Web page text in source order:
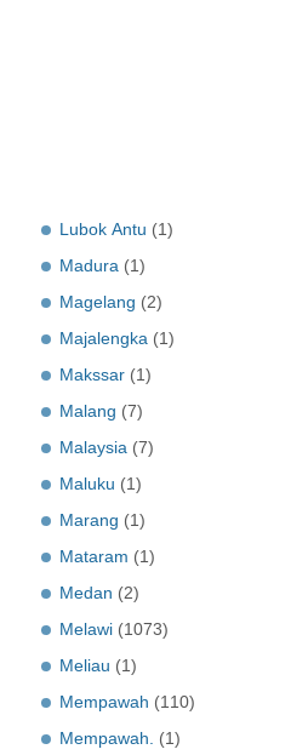
Lubok Antu (1)
Madura (1)
Magelang (2)
Majalengka (1)
Makssar (1)
Malang (7)
Malaysia (7)
Maluku (1)
Marang (1)
Mataram (1)
Medan (2)
Melawi (1073)
Meliau (1)
Mempawah (110)
Mempawah.
(1)